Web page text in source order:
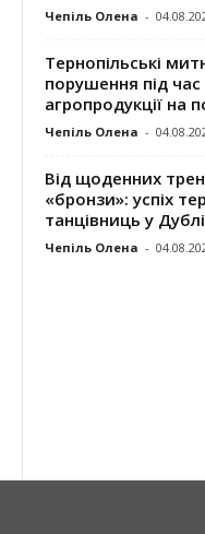
Чепіль Олена -
Тернопільські
порушення під час
агропродукції на
Чепіль Олена -
Від щоденних
«бронзи»: успіх
танцівниць у
Чепіль Олена -